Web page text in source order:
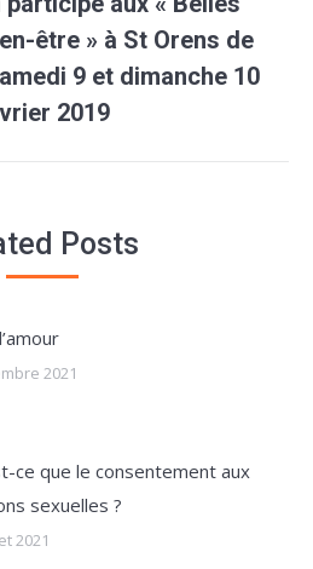
Onglet
suivant
être » à St Orens de
9 et dimanche 10
2019
Posts
2021
ce que le consentement aux
sexuelles ?
2021